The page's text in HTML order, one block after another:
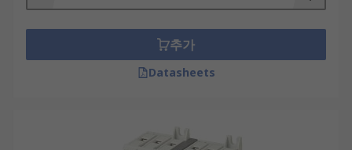
This makes it certain that that part of the circuit
cannot have current flowing through it while
Types of fused switch disconnectors
type of fuses they house, the number of poles
추가
Datasheets